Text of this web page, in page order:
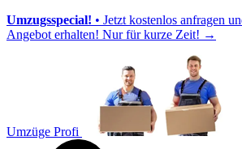
Umzugsspecial! • Jetzt kostenlos anfragen
Angebot erhalten! Nur für kurze Zeit! →
Umzüge Profi